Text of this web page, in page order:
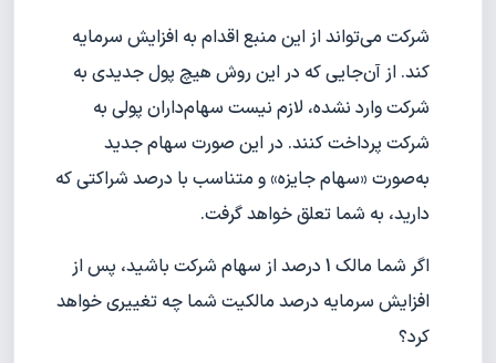
شرکت می‌تواند از این منبع اقدام به افزایش سرمایه
کند. از آن‌جایی که در این روش هیچ پول جدیدی به
شرکت وارد نشده، لازم نیست سهام‌داران پولی به
شرکت پرداخت کنند. در این صورت سهام جدید
به‌صورت «سهام جایزه» و متناسب با درصد شراکتی که
دارید، به شما تعلق خواهد گرفت.
اگر شما مالک 1 درصد از سهام شرکت باشید، پس‌ از
افزایش سرمایه درصد مالکیت شما چه تغییری خواهد
کرد؟